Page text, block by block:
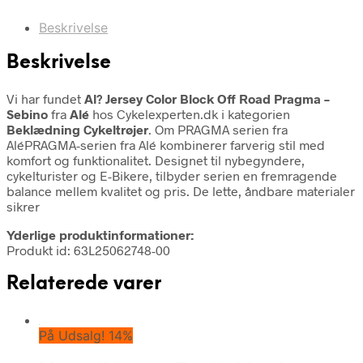
Beskrivelse
Beskrivelse
Vi har fundet Al? Jersey Color Block Off Road Pragma –
Sebino fra Alé hos Cykelexperten.dk i kategorien
Beklædning Cykeltrøjer. Om PRAGMA serien fra
AléPRAGMA-serien fra Alé kombinerer farverig stil med
komfort og funktionalitet. Designet til nybegyndere,
cykelturister og E-Bikere, tilbyder serien en fremragende
balance mellem kvalitet og pris. De lette, åndbare materialer
sikrer
Yderlige produktinformationer:
Produkt id: 63L25062748-00
Relaterede varer
På Udsalg! 14%